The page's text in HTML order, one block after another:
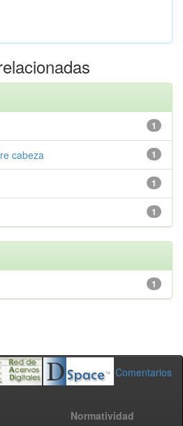
1
1
cabeza
1
1
1
Comentarios
Normatividad